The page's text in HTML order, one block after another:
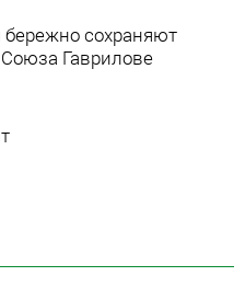
сохраняют
Союза Гаврилове